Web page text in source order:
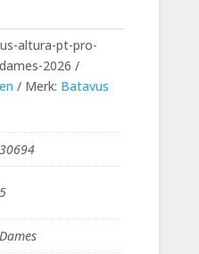
altura-pt-pro-
2026
Merk: Batavus
30694
5
Dames